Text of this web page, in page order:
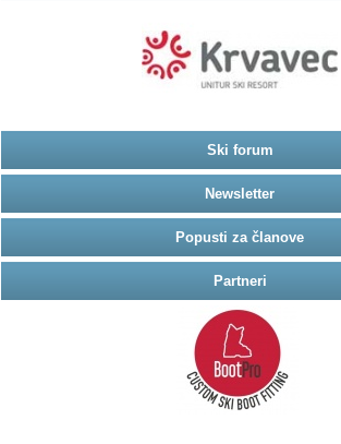
Ski forum
Newsletter
Popusti za članove
Partneri